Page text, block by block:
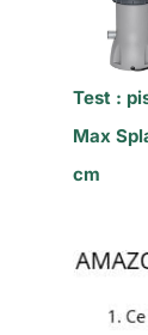
Test :
Max
cm